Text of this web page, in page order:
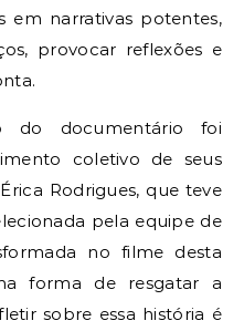
em narrativas potentes,
provocar reflexões e
do documentário foi
coletivo de seus
Rodrigues, que teve
pela equipe de
no filme desta
forma de resgatar a
sobre essa história é